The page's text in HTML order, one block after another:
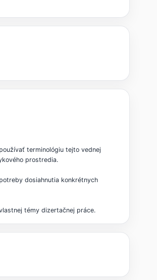
terminológiu tejto vednej
prostredia.
dosiahnutia konkrétnych
témy dizertačnej práce.